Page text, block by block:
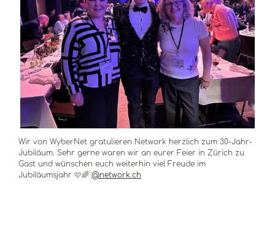
Wir von WyberNet gratulieren Network herzlich zum 30-Jahr-
Jubiläum. Sehr gerne waren wir an eurer Feier in Zürich zu
Gast und wünschen euch weiterhin viel Freude im
Jubiläumsjahr 🩷🌈 @network.ch